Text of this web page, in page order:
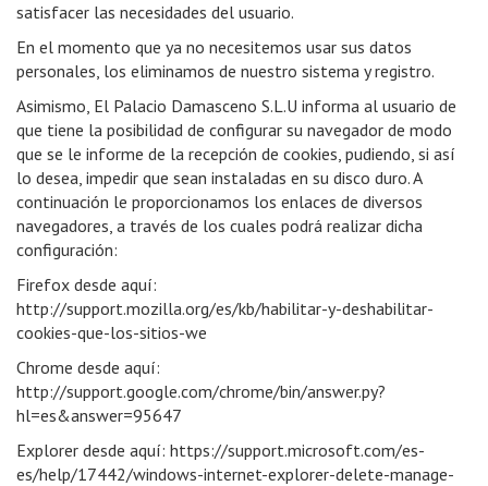
satisfacer las necesidades del usuario.
En el momento que ya no necesitemos usar sus datos
personales, los eliminamos de nuestro sistema y registro.
Asimismo, El Palacio Damasceno S.L.U informa al usuario de
que tiene la posibilidad de configurar su navegador de modo
que se le informe de la recepción de cookies, pudiendo, si así
lo desea, impedir que sean instaladas en su disco duro. A
continuación le proporcionamos los enlaces de diversos
navegadores, a través de los cuales podrá realizar dicha
configuración:
Firefox desde aquí:
http://support.mozilla.org/es/kb/habilitar-y-deshabilitar-
cookies-que-los-sitios-we
Chrome desde aquí:
http://support.google.com/chrome/bin/answer.py?
hl=es&answer=95647
Explorer desde aquí: https://support.microsoft.com/es-
es/help/17442/windows-internet-explorer-delete-manage-